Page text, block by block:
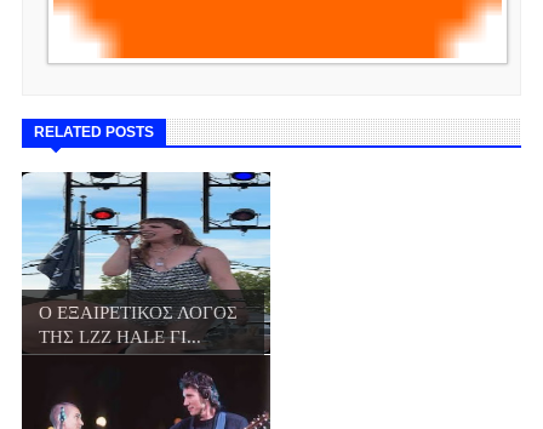
RELATED POSTS
Ο ΕΞΑΙΡΕΤΙΚΟΣ ΛΟΓΟΣ
ΤΗΣ LZZ HALE ΓΙ...